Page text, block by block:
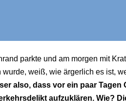
parkte und am morgen mit
weiß, wie ärgerlich es ist,
also, dass vor ein paar Tagen
aufzuklären. Wie?